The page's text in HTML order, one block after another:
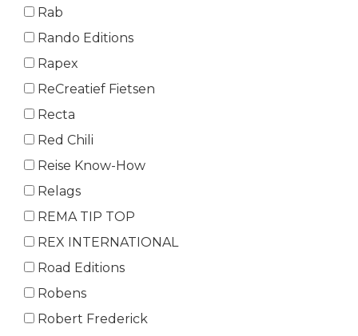
Rab
Rando Editions
Rapex
ReCreatief Fietsen
Recta
Red Chili
Reise Know-How
Relags
REMA TIP TOP
REX INTERNATIONAL
Road Editions
Robens
Robert Frederick